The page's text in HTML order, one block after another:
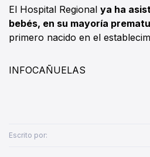
El Hospital Regional ya ha
bebés, en su mayoría
primero nacido en el
INFOCAÑUELAS
Escrito por: